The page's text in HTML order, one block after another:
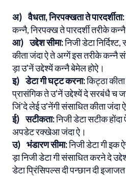
अ) वैधता, निरपक्खता ते पारदर्शीता:
कन्नै, निरपक्ख ते पारदर्शी तरीके
आ) उद्देश सीमा:निजी डेटा
कीता जंदा ऐ ते अग्गें इस तरीके कन्नै
ड़ा उ'नें उद्देश्यें कन्नै बेमेल होऐ।
इ) डेटा गी घट्ट करना:किट्ठा कीता
प्रासंगिक ते उ'नें उद्देश्यें दे सरबंधै च
जिं'दे लेई उ'नेंगी संसाधित कीता जंदा
ई) सटीकता:निजी डेटा सटीक होंदा
अपडेट रक्खेआ जंदा ऐ।
उ) भंडारण सीमा:निजी डेटा गी
ड़ा निजी डेटा गी संसाधित करने दे
डेटा प्रिंसिपल्स दी पन्छान दी इजाजत